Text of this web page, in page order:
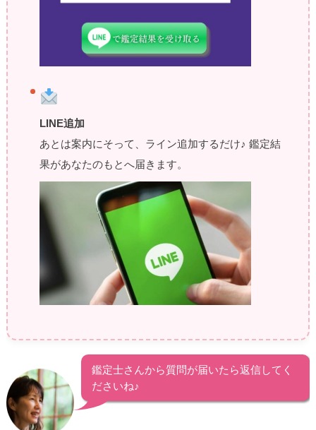
LINE追加
あとは案内にそって、ライン追加するだけ♪ 鑑定結
果があなたのもとへ届きます。
鑑定士さんから質問が届いたら返信してく
ださいね♪